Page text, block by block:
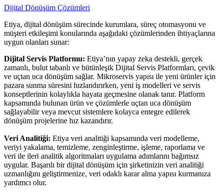
Dijital Dönüşüm Çözümleri
Etiya, dijital dönüşüm sürecinde kurumlara, süreç otomasyonu ve
müşteri etkileşimi konularında aşağıdaki çözümlerinden ihtiyaçlarına
uygun olanları sunar:
Dijital Servis Platformu: Etiya’nın yapay zeka destekli, gerçek
zamanlı, bulut tabanlı ve bütünleşik Dijital Servis Platformları, çevik
ve uçtan uca dönüşüm sağlar. Mikroservis yapısı ile yeni ürünler için
pazara sunma süresini hızlandırırken, yeni iş modelleri ve servis
konseptlerinin kolaylıkla hayata geçmesine olanak tanır. Platform
kapsamında bulunan ürün ve çözümlerle uçtan uca dönüşüm
sağlayabilir veya mevcut sistemlere kolayca entegre edilerek
dönüşüm projelerine hız kazandırır.
Veri Analitiği: Etiya veri analitiği kapsamında veri modelleme,
veriyi yakalama, temizleme, zenginleştirme, işleme, raporlama ve
veri ile ileri analitik algoritmaları uygulama adımlarını bağımsız
uygular. Başarılı bir dijital dönüşüm için şirketinizin veri analitiği
uzmanlığını geliştirmenize, veri odaklı karar alma yapısı kurmanıza
yardımcı olur.